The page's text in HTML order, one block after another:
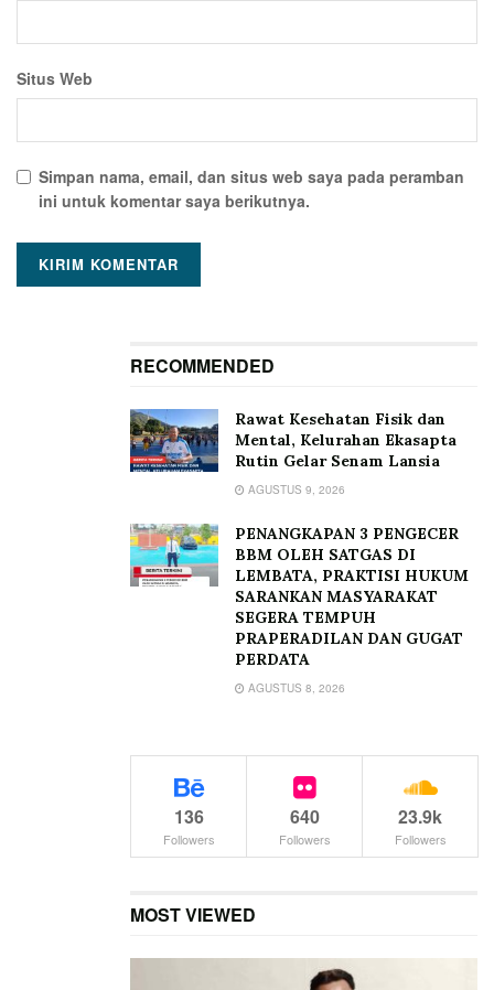
Situs Web
Simpan nama, email, dan situs web saya pada peramban
ini untuk komentar saya berikutnya.
RECOMMENDED
Rawat Kesehatan Fisik dan
Mental, Kelurahan Ekasapta
Rutin Gelar Senam Lansia
AGUSTUS 9, 2026
PENANGKAPAN 3 PENGECER
BBM OLEH SATGAS DI
LEMBATA, PRAKTISI HUKUM
SARANKAN MASYARAKAT
SEGERA TEMPUH
PRAPERADILAN DAN GUGAT
PERDATA
AGUSTUS 8, 2026
136
Followers
640
Followers
23.9k
Followers
MOST VIEWED